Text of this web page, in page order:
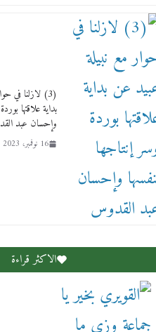
(3) لازلنا في
بداية علاقتها
وإحسان عبد
16 نوفمبر، 2023
الاكثر قراءة